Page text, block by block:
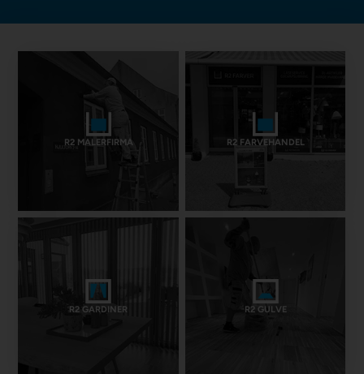
R2 MALERFIRMA R2 FARVEHANDEL
R2 GARDINER R2 GULVE